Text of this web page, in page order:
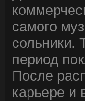
самого
сольники.
период
После
карьере и